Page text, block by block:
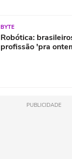
BYTE
Robótica:
profissão 'pra
PUBLICIDADE